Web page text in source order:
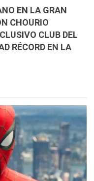
EN LA GRAN
CHOURIO
CLUB DEL
RÉCORD EN LA